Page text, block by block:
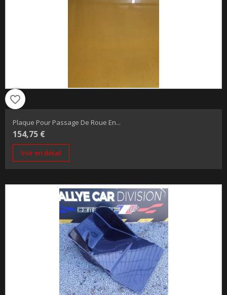
favorite_border
Plaque Pour Passage De Roue En...
154,75 €
Voir en détail